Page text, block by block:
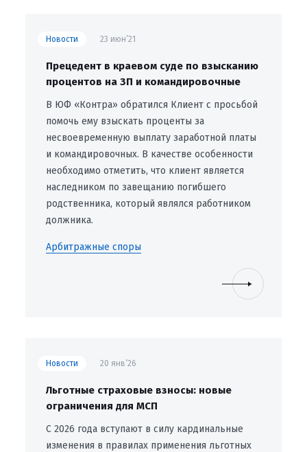
Новости 23 июн’21
Прецедент в краевом суде по взысканию
процентов на ЗП и командировочные
В ЮФ «Контра» обратился Клиент с просьбой
помочь ему взыскать проценты за
несвоевременную выплату заработной платы
и командировочных. В качестве особенности
необходимо отметить, что клиент является
наследником по завещанию погибшего
родственника, который являлся работником
должника.
Арбитражные споры
Новости 20 янв’26
Льготные страховые взносы: новые
ограничения для МСП
С 2026 года вступают в силу кардинальные
изменения в правилах применения льготных